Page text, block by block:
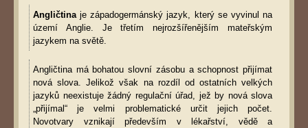
Angličtina je západogermánský jazyk, který se vyvinul na
území Anglie. Je třetím nejrozšířenějším mateřským
jazykem na světě.
Angličtina má bohatou slovní zásobu a schopnost přijímat
nová slova. Jelikož však na rozdíl od ostatních velkých
jazyků neexistuje žádný regulační úřad, jež by nová slova
„přijímal“ je velmi problematické určit jejich počet.
Novotvary vznikají především v lékařství, vědě a